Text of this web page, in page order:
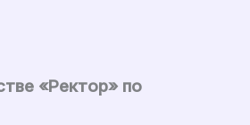
«Ректор» по